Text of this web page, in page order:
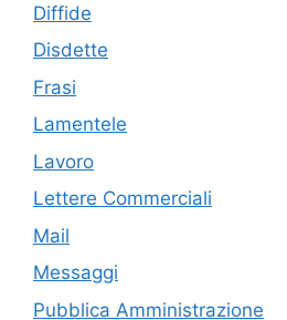
Diffide
Disdette
Frasi
Lamentele
Lavoro
Lettere Commerciali
Mail
Messaggi
Pubblica Amministrazione